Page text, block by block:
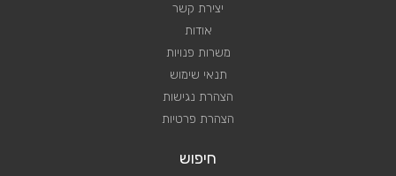
יצירת קשר
אודות
משרות פנויות
תנאי שימוש
הצהרת נגישות
הצהרת פרטיות
חיפוש